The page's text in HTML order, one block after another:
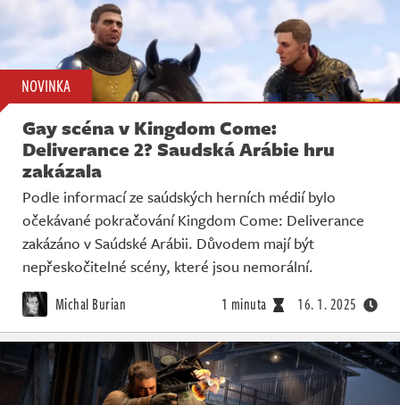
NOVINKA
Gay scéna v Kingdom Come:
Deliverance 2? Saudská Arábie hru
zakázala
Podle informací ze saúdských herních médií bylo
očekávané pokračování Kingdom Come: Deliverance
zakázáno v Saúdské Arábii. Důvodem mají být
nepřeskočitelné scény, které jsou nemorální.
Michal Burian 1 minuta 16. 1. 2025